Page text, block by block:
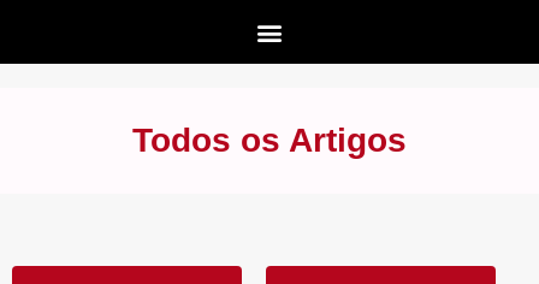
Todos os Artigos